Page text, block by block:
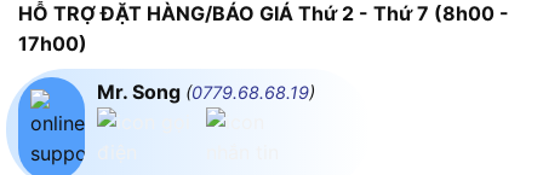
HỖ TRỢ ĐẶT HÀNG/BÁO GIÁ Thứ 2 - Thứ 7 (8h00 -
17h00)
Mr. Song (0779.68.68.19)